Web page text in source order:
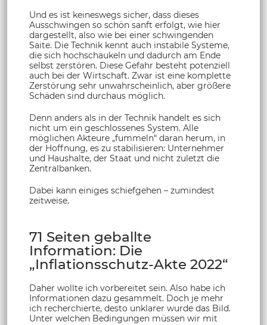
Und es ist keineswegs sicher, dass dieses
Ausschwingen so schön sanft erfolgt, wie hier
dargestellt, also wie bei einer schwingenden
Saite. Die Technik kennt auch instabile Systeme,
die sich hochschaukeln und dadurch am Ende
selbst zerstören. Diese Gefahr besteht potenziell
auch bei der Wirtschaft. Zwar ist eine komplette
Zerstörung sehr unwahrscheinlich, aber größere
Schäden sind durchaus möglich.
Denn anders als in der Technik handelt es sich
nicht um ein geschlossenes System. Alle
möglichen Akteure „fummeln“ daran herum, in
der Hoffnung, es zu stabilisieren: Unternehmer
und Haushalte, der Staat und nicht zuletzt die
Zentralbanken.
Dabei kann einiges schiefgehen – zumindest
zeitweise.
71 Seiten geballte
Information: Die
„Inflationsschutz-Akte 2022“
Daher wollte ich vorbereitet sein. Also habe ich
Informationen dazu gesammelt. Doch je mehr
ich recherchierte, desto unklarer wurde das Bild.
Unter welchen Bedingungen müssen wir mit